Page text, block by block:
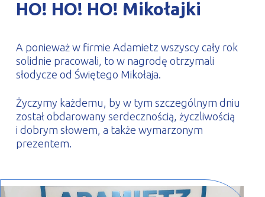
PROFILAR – profile zimnogięte
DE
HO! HO! HO! Mikołajki
A ponieważ w firmie Adamietz wszyscy cały rok
solidnie pracowali, to w nagrodę otrzymali
słodycze od Świętego Mikołaja.
Życzymy każdemu, by w tym szczególnym dniu
został obdarowany serdecznością, życzliwością
i dobrym słowem, a także wymarzonym
prezentem.